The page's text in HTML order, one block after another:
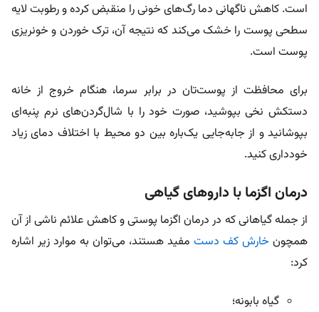
است. کاهش ناگهانی دما رگ‌های خونی را منقبض کرده و رطوبت لایه
سطحی پوست را خشک می‌کند که نتیجه آن، ترک خوردن و خونریزی
پوست است.
برای محافظت از پوست‌تان در برابر سرما، هنگام خروج از خانه
دستکش نخی بپوشید، صورت خود را با شال‌گردن‌های نرم پنبه‌ای
بپوشانید و از جابه‌جایی یک‌باره بین دو محیط با اختلاف دمای زیاد
خودداری کنید.
درمان اگزما با داروهای گیاهی
از جمله گیاهانی که در درمان اگزما پوستی و کاهش علائم ناشی از آن
همچون خارش کف دست مفید هستند، می‌توان به موارد زیر اشاره
کرد:
گیاه بابونه؛